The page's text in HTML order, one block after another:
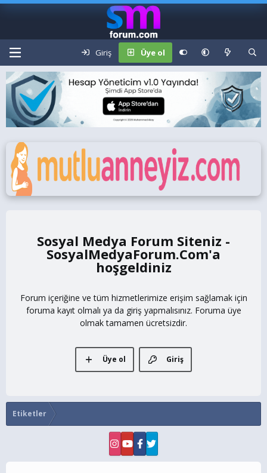
Giriş Üye ol
Sosyal Medya Forum Siteniz -
SosyalMedyaForum.Com
Forum içeriğine ve tüm hizmetlerimize erişim sağlamak için
foruma kayıt olmalı ya da giriş yapmalısınız. Foruma üye
olmak tamamen ücretsizdir.
Giriş
Üye ol
Etiketler